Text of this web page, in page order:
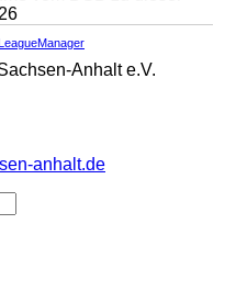
Anhalt e.V.
anhalt.de